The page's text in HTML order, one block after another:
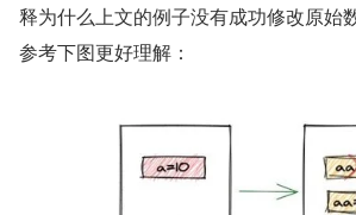
释为什么上文的例子没有成功修改原始数
参考下图更好理解：